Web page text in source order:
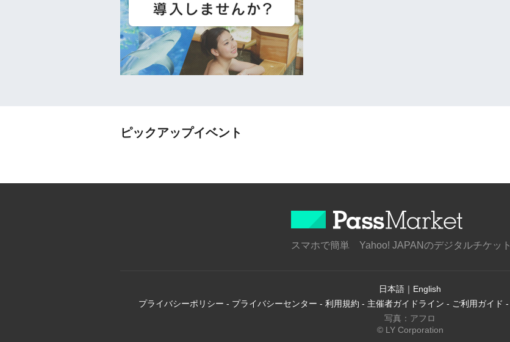
ピックアップイベント
スマホで簡単 Yahoo! JAPANのデジタルチケット
日本語 ｜ English
プライバシーポリシー - プライバシーセンター - 利用規約 - 主催者ガイドライン - ご利用ガイド -
写真：アフロ
© LY Corporation